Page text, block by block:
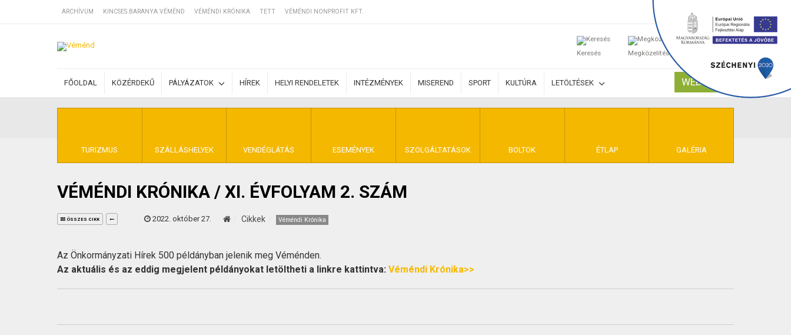
ARCHÍVUM KINCSES BARANYA VÉMÉND VÉMÉNDI KRÓNIKA TETT VÉMÉNDI NONPROFIT KFT.
Keresés Megközelítés
0
FŐOLDAL KÖZÉRDEKŰ PÁLYÁZATOK HÍREK HELYI RENDELETEK INTÉZMÉNYEK MISEREND SPORT KULTÚRA LETÖLTÉSEK WEBSHOP
TURIZMUS SZÁLLÁSHELYEK VENDÉGLÁTÁS ESEMÉNYEK SZOLGÁLTATÁSOK BOLTOK ÉTLAP GALÉRIA
SZÁLLÁSOK
BEJEGYZÉSEK
ÁLTALÁNOS SZERZŐDÉSI FELTÉTELEK
KINCSES BARANYA VÉMÉND
KAPCSOLAT
VÉMÉNDI KRÓNIKA / XI. ÉVFOLYAM 2. SZÁM
ÖSSZES CIKK 2022. október 27. Cikkek Véméndi Krónika
Az Önkormányzati Hírek 500 példányban jelenik meg Véménden.
Az aktuális és az eddig megjelent példányokat letöltheti a linkre kattintva: Véméndi Krónika>>